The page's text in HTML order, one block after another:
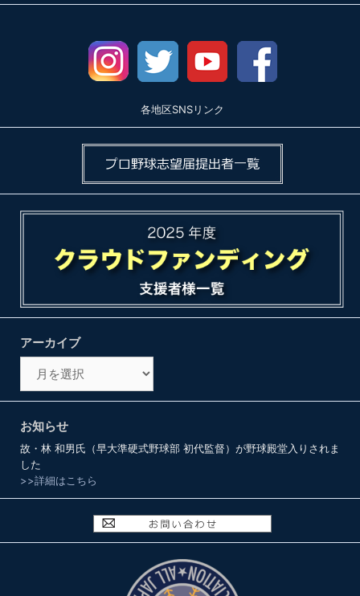
各地区SNSリンク
アーカイブ
ブ
お知らせ
故・林 和男氏（早大準硬式野球部 初代監督）が野球殿堂入りされま
した
>>詳細はこちら